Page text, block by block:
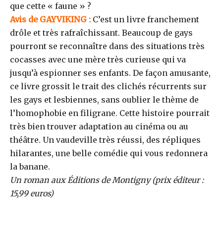
que cette « faune » ?
Avis de GAYVIKING : C’est un livre franchement
drôle et très rafraîchissant. Beaucoup de gays
pourront se reconnaître dans des situations très
cocasses avec une mère très curieuse qui va
jusqu’à espionner ses enfants. De façon amusante,
ce livre grossit le trait des clichés récurrents sur
les gays et lesbiennes, sans oublier le thème de
l’homophobie en filigrane. Cette histoire pourrait
très bien trouver adaptation au cinéma ou au
théâtre. Un vaudeville très réussi, des répliques
hilarantes, une belle comédie qui vous redonnera
la banane.
Un roman aux Éditions de Montigny (prix éditeur :
15,99 euros)